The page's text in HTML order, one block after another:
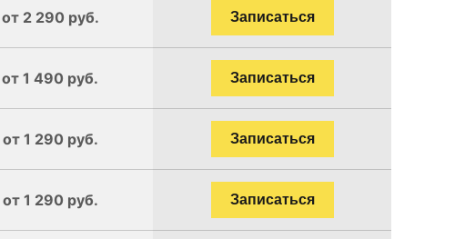
от 2 290 руб. Записаться
от 1 490 руб. Записаться
от 1 290 руб. Записаться
от 1 290 руб. Записаться